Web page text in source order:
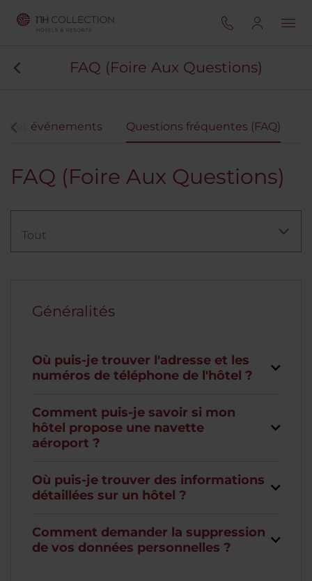
FAQ (Foire Aux Questions)
et événements Questions fréquentes (FAQ)
FAQ (Foire Aux Questions)
Tout
Généralités
Où puis-je trouver l'adresse et les
numéros de téléphone de l'hôtel ?
Comment puis-je savoir si mon
hôtel propose une navette
aéroport ?
Où puis-je trouver des informations
détaillées sur un hôtel ?
Comment demander la suppression
de vos données personnelles ?